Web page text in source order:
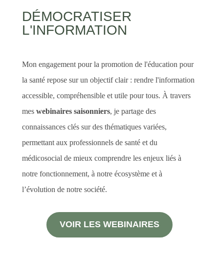
DÉMOCRATISER
L'INFORMATION
Mon engagement pour la promotion de l'éducation pour
la santé repose sur un objectif clair : rendre l'information
accessible, compréhensible et utile pour tous. À travers
mes webinaires saisonniers, je partage des
connaissances clés sur des thématiques variées,
permettant aux professionnels de santé et du
médicosocial de mieux comprendre les enjeux liés à
notre fonctionnement, à notre écosystème et à
l’évolution de notre société.
VOIR LES WEBINAIRES